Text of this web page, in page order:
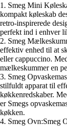
1. Smeg Mini
kompakt køleskab
retro-inspirerede
perfekt ind i enhver
2. Smeg
effektiv enhed til at
eller cappuccino.
mælkeskummer en
3. Smeg
stilfuldt apparat til
køkkenredskaber.
er Smegs
køkken.
4. Smeg Ovn:Smeg